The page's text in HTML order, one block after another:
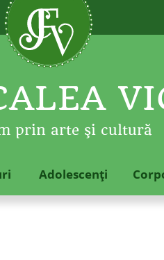
prin arte şi cultură
Adolescenţi